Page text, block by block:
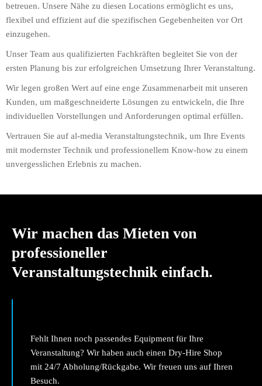
betreuen. Unsere Nähe zu diesen Locations ermöglicht es uns,
flexibel und effizient auf die spezifischen Gegebenheiten vor Ort
einzugehen.
Unser Team aus qualifizierten Fachkräften begleitet Sie von der
ersten Planung bis zur erfolgreichen Umsetzung Ihrer Veranstaltung.
Wir legen großen Wert auf eine enge Zusammenarbeit mit unseren
Kunden, um maßgeschneiderte Lösungen zu entwickeln, die Ihre
individuellen Vorstellungen und Anforderungen optimal erfüllen.
Vertrauen Sie auf al-media Veranstaltungstechnik, um Ihre Events
mit modernster Technik und professionellem Know-how zu einem
unvergesslichen Erlebnis zu machen.
Wir machen das Mieten von
professioneller
Veranstaltungstechnik einfach.
Fehlt Ihnen noch passendes Equipment für Ihre
Veranstaltung? Wir haben auch einen Dry-Hire Shop
mit 24/7 Abholung/Rückgabe. Wir freuen uns auf Ihren
Besuch.